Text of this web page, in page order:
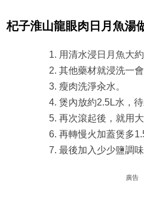
杞子淮山龍眼肉日月魚湯
用清水浸日月魚大
其他藥材就浸洗一會
瘦肉洗淨汆水。
煲內放約2.5L水，
再次滾起後，就用
再轉慢火加蓋煲多
最後加入少少鹽調味
廣告